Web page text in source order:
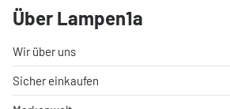
Über Lampen1a
Wir über uns
Sicher einkaufen